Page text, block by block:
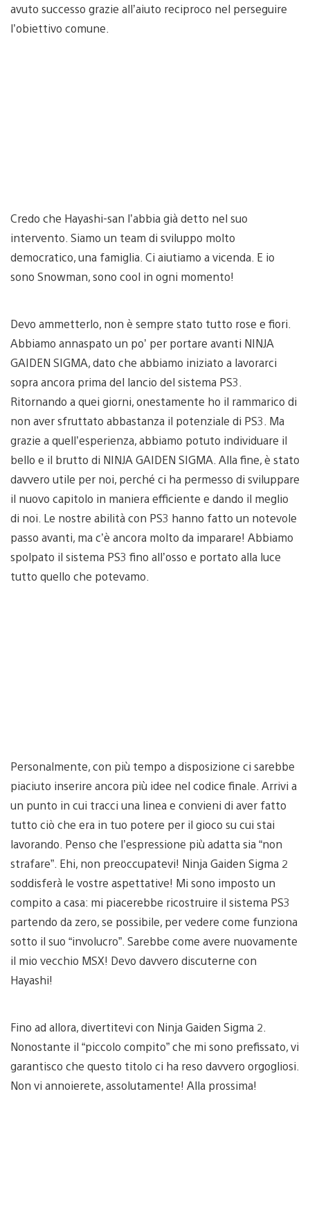
avuto successo grazie all’aiuto reciproco nel perseguire
l’obiettivo comune.
Credo che Hayashi-san l’abbia già detto nel suo
intervento. Siamo un team di sviluppo molto
democratico, una famiglia. Ci aiutiamo a vicenda. E io
sono Snowman, sono cool in ogni momento!
Devo ammetterlo, non è sempre stato tutto rose e fiori.
Abbiamo annaspato un po’ per portare avanti NINJA
GAIDEN SIGMA, dato che abbiamo iniziato a lavorarci
sopra ancora prima del lancio del sistema PS3.
Ritornando a quei giorni, onestamente ho il rammarico di
non aver sfruttato abbastanza il potenziale di PS3. Ma
grazie a quell’esperienza, abbiamo potuto individuare il
bello e il brutto di NINJA GAIDEN SIGMA. Alla fine, è stato
davvero utile per noi, perché ci ha permesso di sviluppare
il nuovo capitolo in maniera efficiente e dando il meglio
di noi. Le nostre abilità con PS3 hanno fatto un notevole
passo avanti, ma c’è ancora molto da imparare! Abbiamo
spolpato il sistema PS3 fino all’osso e portato alla luce
tutto quello che potevamo.
Personalmente, con più tempo a disposizione ci sarebbe
piaciuto inserire ancora più idee nel codice finale. Arrivi a
un punto in cui tracci una linea e convieni di aver fatto
tutto ciò che era in tuo potere per il gioco su cui stai
lavorando. Penso che l’espressione più adatta sia “non
strafare”. Ehi, non preoccupatevi! Ninja Gaiden Sigma 2
soddisferà le vostre aspettative! Mi sono imposto un
compito a casa: mi piacerebbe ricostruire il sistema PS3
partendo da zero, se possibile, per vedere come funziona
sotto il suo “involucro”. Sarebbe come avere nuovamente
il mio vecchio MSX! Devo davvero discuterne con
Hayashi!
Fino ad allora, divertitevi con Ninja Gaiden Sigma 2.
Nonostante il “piccolo compito” che mi sono prefissato, vi
garantisco che questo titolo ci ha reso davvero orgogliosi.
Non vi annoierete, assolutamente! Alla prossima!